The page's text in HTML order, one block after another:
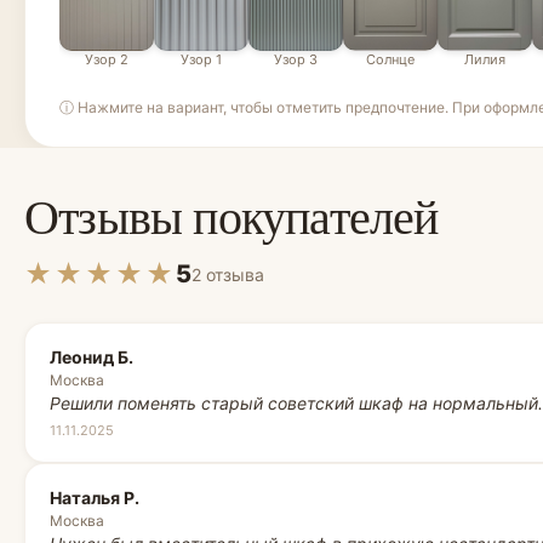
Узор 2 Узор 1 Узор 3 Солнце Лилия
ⓘ Нажмите на вариант, чтобы отметить предпочтение. При
Отзывы покупателей
★★★★★ 52 отзыва
Леонид Б.
Москва
Решили поменять старый советский шкаф на
11.11.2025
Наталья Р.
Москва